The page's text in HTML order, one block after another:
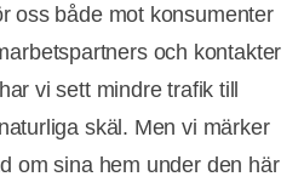
oss både mot konsumenter
och kontakter
vi sett mindre trafik till
skäl. Men vi märker
om sina hem under den här